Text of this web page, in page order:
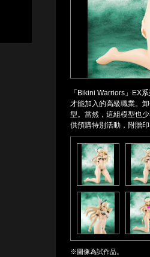
「Bikini Warriors」EX
才能加入的高級職業。
型。當然，這組模型也
供預購特別活動，附贈
※圖像為試作品。